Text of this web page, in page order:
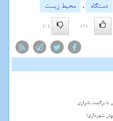
دستگاه ,
محیط زیست
(1)
(0)